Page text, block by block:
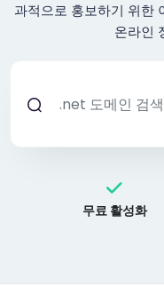
과적으로 홍보하기 위한
온라인
무료 활성화